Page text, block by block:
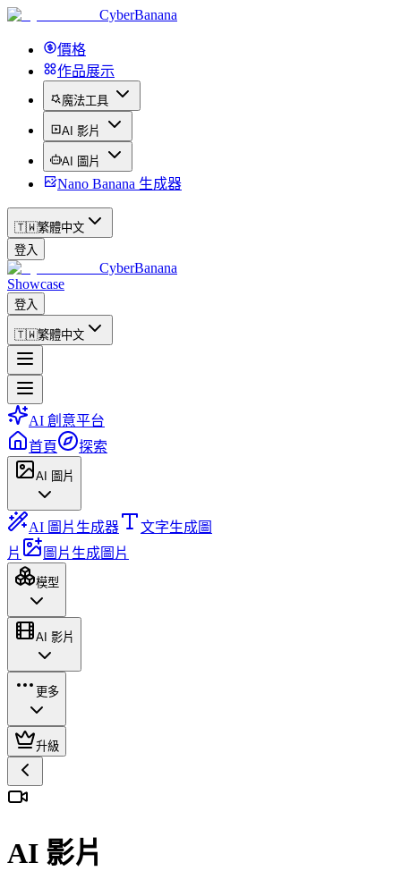
CyberBanana
價格
作品展示
魔法工具
AI 影片
AI 圖片
Nano Banana 生成器
🇹🇼繁體中文
登入
CyberBanana
Showcase
登入
🇹🇼繁體中文
AI 創意平台
首頁
探索
AI 圖片
AI 圖片生成器
文字生成圖
片
圖片生成圖片
模型
AI 影片
更多
升級
AI 影片